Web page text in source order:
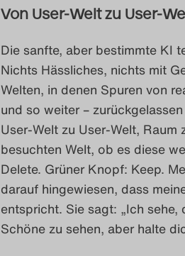
Von User-Welt zu User-
Die sanfte, aber bestimmte KI
Nichts Hässliches, nichts mit
Welten, in denen Spuren von
und so weiter –
User-Welt zu User-Welt,
besuchten Welt, ob es diese
Delete. Grüner Knopf: Keep.
darauf hingewiesen, dass
entspricht. Sie sagt: „Ich
Schöne zu sehen, aber halte